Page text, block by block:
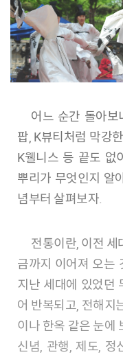
어느 순간 돌아보니, 수많은 K들이 기세등등하다. K
팝, K뷰티처럼 막강
K웰니스 등 끝도 없
뿌리가 무엇인지 알
념부터 살펴보자.
전통이란, 이전 세대가 하던 방식이 ‘끊어지지 않고 지
금까지 이어져 오는
지난 세대에 있었던
어 반복되고, 전해지
이나 한옥 같은 눈에
신념, 관행, 제도, 정